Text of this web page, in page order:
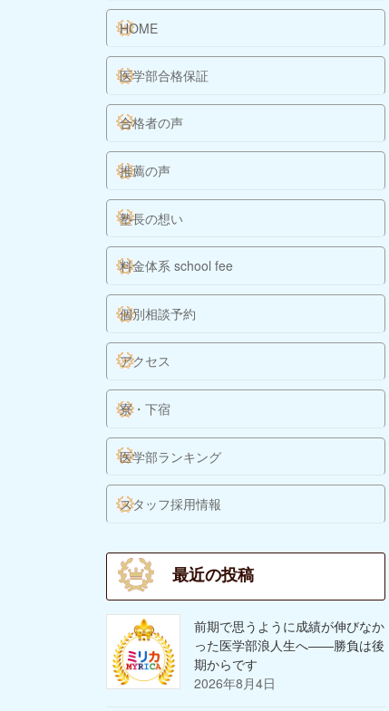
HOME
医学部合格保証
合格者の声
推薦の声
塾長の想い
料金体系 school fee
個別相談予約
アクセス
寮・下宿
医学部ランキング
スタッフ採用情報
最近の投稿
前期で思うように成績が伸びなか
った医学部浪人生へ――勝負は後
期からです
2026年8月4日